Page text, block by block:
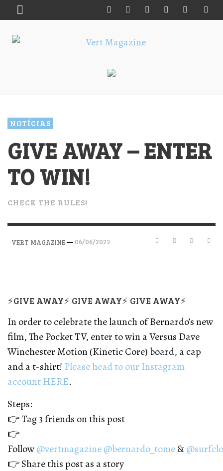
NOTÍCIAS
GIVE AWAY – ENTER
TO WIN!
CHECK THE RULES!
VERT MAGAZINE— 06/06/2023
⚡GIVE AWAY⚡ GIVE AWAY⚡ GIVE AWAY⚡
In order to celebrate the launch of Bernardo’s new
film, The Pocket TV, enter to win a Versus Dave
Winchester Motion (Kinetic Core) board, a cap
and a t-shirt! Please head to our Instagram
account HERE.
Steps:
👉 Tag 3 friends on this post
👉
Follow@vertmagazine@bernardo_tome&
👉 Share this post as a story